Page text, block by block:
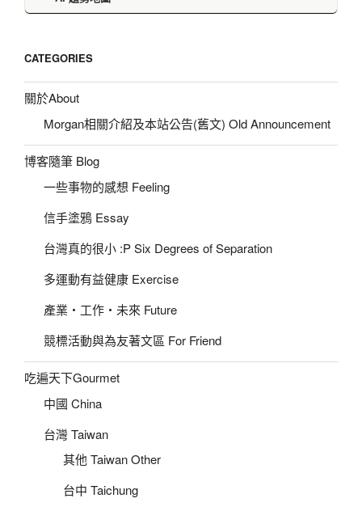
CATEGORIES
關於About
Morgan相關介紹及本站公告(舊文) Old Announcement
博客隨筆 Blog
一些事物的感想 Feeling
信手塗鴉 Essay
台灣真的很小 :P Six Degrees of Separation
多運動有益健康 Exercise
產業‧工作‧未來 Future
競標活動與為友著文區 For Friend
吃遍天下Gourmet
中國 China
台灣 Taiwan
其他 Taiwan Other
台中 Taichung